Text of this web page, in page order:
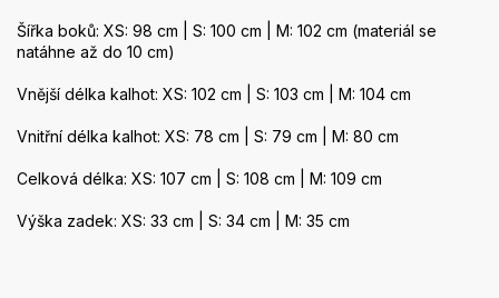
Šířka boků: XS: 98 cm | S: 100 cm | M: 102 cm (materiál se
natáhne až do 10 cm)
Vnější délka kalhot: XS: 102 cm | S: 103 cm | M: 104 cm
Vnitřní délka kalhot: XS: 78 cm | S: 79 cm | M: 80 cm
Celková délka: XS: 107 cm | S: 108 cm | M: 109 cm
Výška zadek: XS: 33 cm | S: 34 cm | M: 35 cm